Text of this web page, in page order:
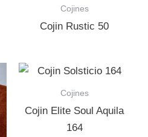
Cojines
Cojin Rustic 50
Cojines
Cojin Elite Soul Aquila
164